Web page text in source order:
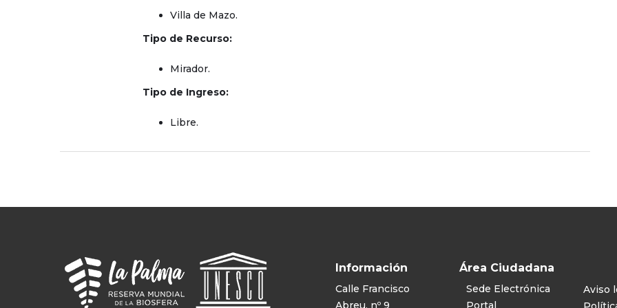
Villa de Mazo.
Tipo de Recurso:
Mirador.
Tipo de Ingreso:
Libre.
Información
Calle Francisco
Abreu, nº 9
Área Ciudadana
Sede Electrónica
Portal
Aviso